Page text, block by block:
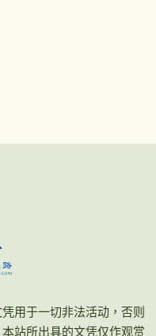
用于一切非法活动，否则
站所出具的文凭仅作观赏